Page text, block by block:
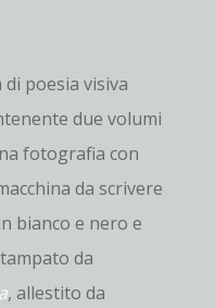
poesia visiva
due volumi
fotografia con
da scrivere
bianco e nero e
da
, allestito da